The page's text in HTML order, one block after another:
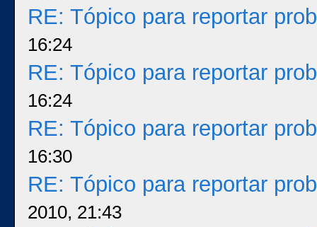
RE: Tópico para reportar
16:24
RE: Tópico para reportar
16:24
RE: Tópico para reportar
16:30
RE: Tópico para reportar
2010, 21:43